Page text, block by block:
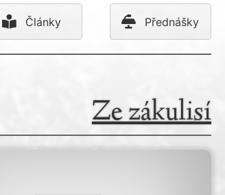
Články Přednášky
Ze zákulisí